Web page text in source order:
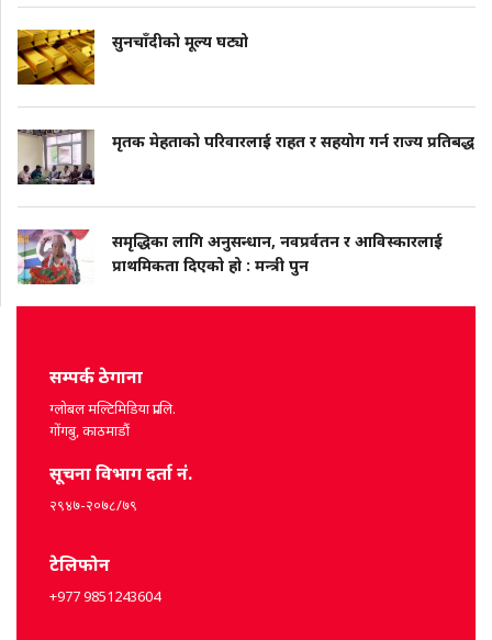
सुनचाँदीको मूल्य घट्यो
मृतक मेहताको परिवारलाई राहत र सहयोग गर्न राज्य प्रतिबद्ध
समृद्धिका लागि अनुसन्धान, नवप्रर्वतन र आविस्कारलाई
प्राथमिकता दिएको हो : मन्त्री पुन
सम्पर्क ठेगाना
ग्लोबल मल्टिमिडिया प्रा.लि.
गोंगबु, काठमाडौं
सूचना विभाग दर्ता नं.
२९४७-२०७८/७९
टेलिफोन
+977 9851243604